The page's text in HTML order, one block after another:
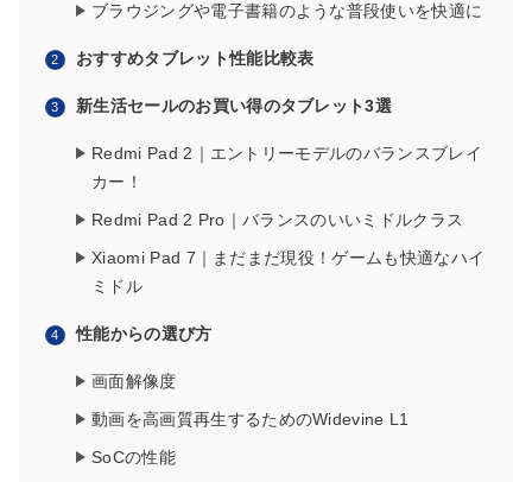
ブラウジングや電子書籍のような普段使いを快適に
おすすめタブレット性能比較表
新生活セールのお買い得のタブレット3選
Redmi Pad 2｜エントリーモデルのバランスブレイ
カー！
Redmi Pad 2 Pro｜バランスのいいミドルクラス
Xiaomi Pad 7｜まだまだ現役！ゲームも快適なハイ
ミドル
性能からの選び方
画面解像度
動画を高画質再生するためのWidevine L1
SoCの性能